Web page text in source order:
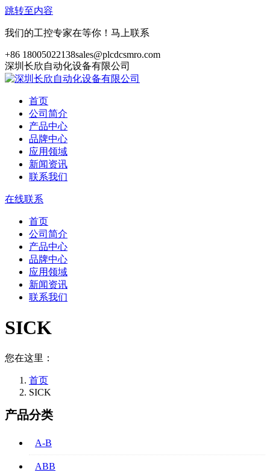
跳转至内容
我们的工控专家在等你！马上联系
+86 18005022138sales@plcdcsmro.com
深圳长欣自动化设备有限公司
首页
公司简介
产品中心
品牌中心
应用领域
新闻资讯
联系我们
在线联系
首页
公司简介
产品中心
品牌中心
应用领域
新闻资讯
联系我们
SICK
您在这里：
首页
SICK
产品分类
A-B
ABB